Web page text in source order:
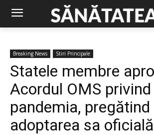
Breaking News Stiri Principale
Statele membre
Acordul OMS privind
pandemia, pregătind
adoptarea sa oficială